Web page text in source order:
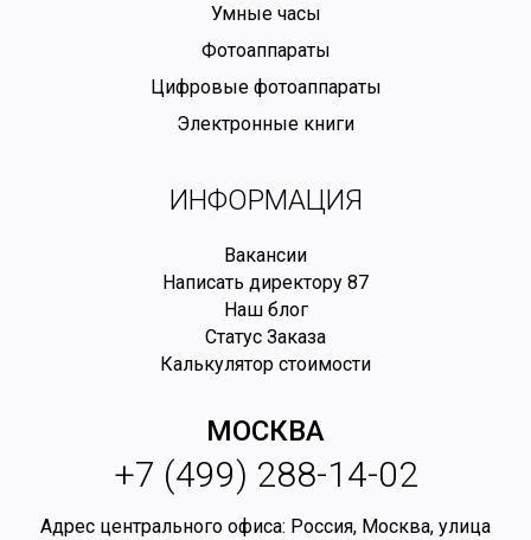
Умные часы
Фотоаппараты
Цифровые фотоаппараты
Электронные книги
ИНФОРМАЦИЯ
Вакансии
Написать директору 87
Наш блог
Статус Заказа
Калькулятор стоимости
МОСКВА
+7 (499) 288-14-02
Адрес центрального офиса: Россия, Москва, улица